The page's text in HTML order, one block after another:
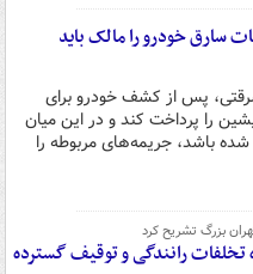
سارق خودرو را مالک باید
پس از کشف خودرو برای
را پرداخت کند و در این میان
باشد، جریمه‌های مربوطه را
بزرگ تشریح کرد
تخلفات رانندگی و توقیف گسترده